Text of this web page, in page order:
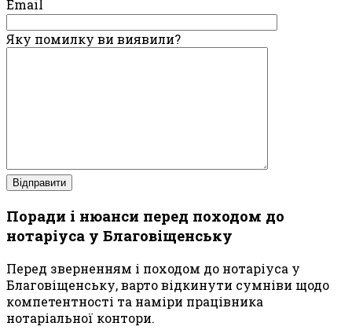
Email
Яку помилку ви виявили?
Поради і нюанси перед походом до
нотаріуса у Благовіщенську
Перед зверненням і походом до нотаріуса у
Благовіщенську, варто відкинути сумніви щодо
компетентності та наміри працівника
нотаріальної контори.